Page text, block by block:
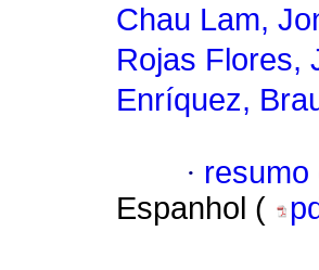
Chau Lam,
Rojas Flores,
Enríquez,
· resumo
Espanhol (